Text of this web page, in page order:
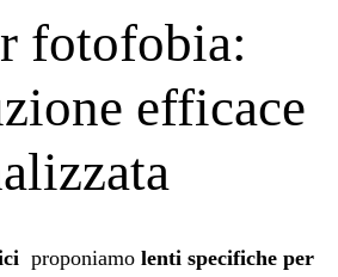
fotofobia:
efficace
proponiamo lenti specifiche per